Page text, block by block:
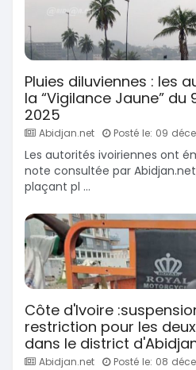
Pluies diluviennes : les
la “Vigilance Jaune” du
2025
Abidjan.net Posté le: 09
Les autorités ivoiriennes ont
note consultée par
plaçant pl ...
Côte d'Ivoire
restriction pour les
dans le district
Abidjan.net Posté le: 08